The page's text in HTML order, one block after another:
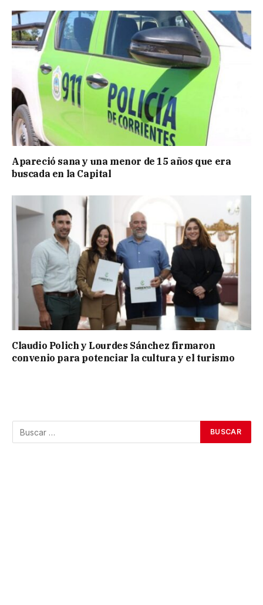
Apareció sana y una menor de 15 años que era
buscada en la Capital
Claudio Polich y Lourdes Sánchez firmaron
convenio para potenciar la cultura y el turismo